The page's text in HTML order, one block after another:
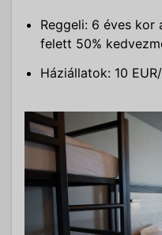
Reggeli: 6 éves kor
felett 50%
Háziállatok: 10